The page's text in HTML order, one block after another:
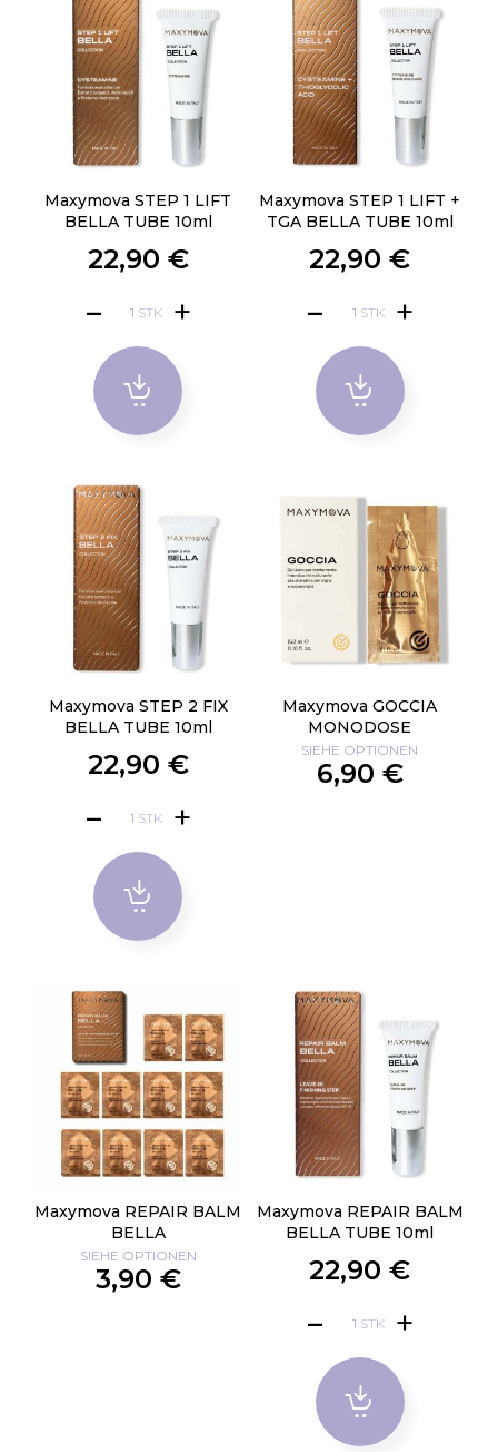
Maxymova STEP 1 LIFT
BELLA TUBE 10ml
22,90 €
STK
Maxymova STEP 1 LIFT +
TGA BELLA TUBE 10ml
22,90 €
STK
Maxymova STEP 2 FIX
BELLA TUBE 10ml
22,90 €
STK
Maxymova GOCCIA
MONODOSE
SIEHE OPTIONEN
6,90 €
Maxymova REPAIR BALM
BELLA
SIEHE OPTIONEN
3,90 €
Maxymova REPAIR BALM
BELLA TUBE 10ml
22,90 €
STK